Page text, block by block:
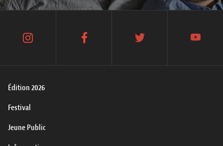
Édition 2026
Festival
Jeune Public
instagram facebook twitter youtube